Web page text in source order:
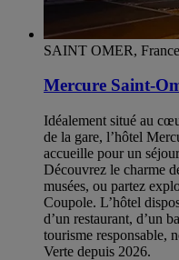
SAINT OMER, France
Mercure Saint-
Idéalement situé au
de la gare, l’hôtel
accueille pour un
Découvrez le charme
musées, ou partez
Coupole. L’hôtel
d’un restaurant, d’un
tourisme responsable,
Verte depuis 2026.